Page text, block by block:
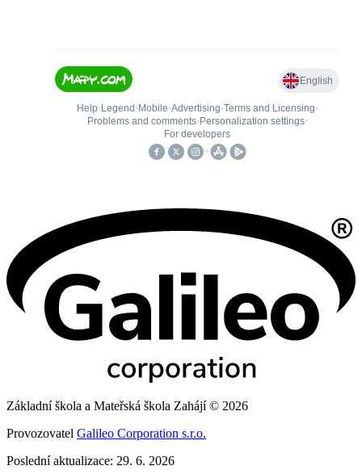
Základní škola a Mateřská škola Zahájí © 2026
Provozovatel Galileo Corporation s.r.o.
Poslední aktualizace: 29. 6. 2026